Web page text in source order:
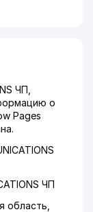
ЧП,
о
Pages
ЧП
область